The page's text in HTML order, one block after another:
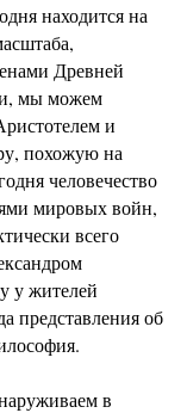
находится на
Древней
мы можем
и
похожую на
человечество
мировых войн,
всего
у жителей
представления об
в